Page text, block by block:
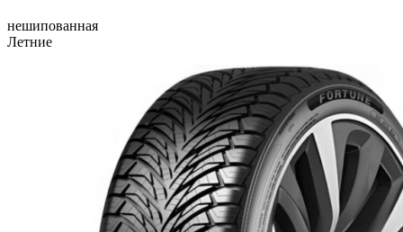
нешипованная
Летние